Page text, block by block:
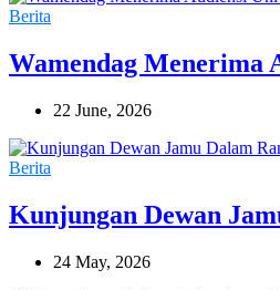
Berita
Wamendag Menerima
22 June, 2026
Berita
Kunjungan Dewan
24 May, 2026